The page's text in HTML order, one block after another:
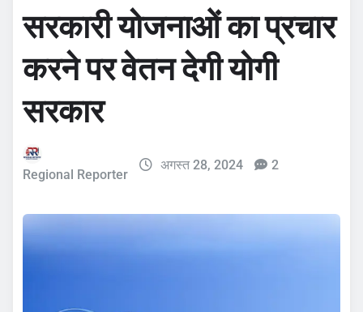
सरकारी योजनाओं का प्रचार
करने पर वेतन देगी योगी
सरकार
Regional Reporter
अगस्त 28, 2024 2